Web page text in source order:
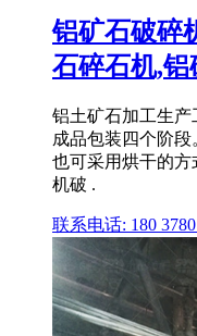
铝矿石破碎
石碎石机,铝
铝土矿石加工生产
成品包装四个阶
也可采用烘干的
机破 .
联系电话: 180 3780